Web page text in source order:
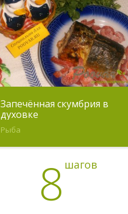
Запечённая скумбрия в
духовке
Рыба
8 шагов